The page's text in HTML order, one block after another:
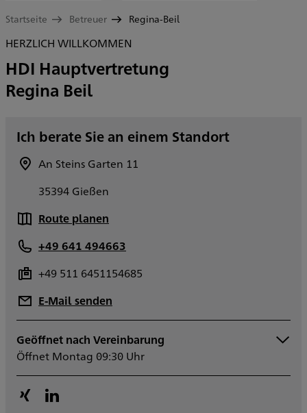
Startseite Betreuer Regina-Beil
HERZLICH WILLKOMMEN
HDI Hauptvertretung
Regina Beil
Ich berate Sie an einem Standort
An Steins Garten 11
35394 Gießen
Route planen
+49 641 494663
+49 511 6451154685
E-Mail senden
Geöffnet nach Vereinbarung
Öffnet Montag 09:30 Uhr
Montag
Dienstag
09:30 - 13:00
Mittwoch